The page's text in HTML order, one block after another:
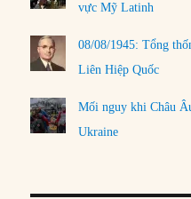
vực Mỹ Latinh
08/08/1945: Tổng
Liên Hiệp Quốc
Mối nguy khi Châu
Ukraine